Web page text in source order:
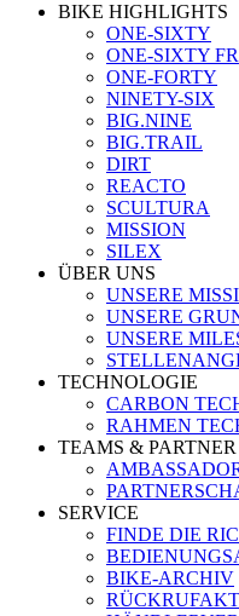
BIKE HIGHLIGHTS
ONE-SIXTY
ONE-SIXTY FR
ONE-FORTY
NINETY-SIX
BIG.NINE
BIG.TRAIL
DIRT
REACTO
SCULTURA
MISSION
SILEX
ÜBER UNS
UNSERE
UNSERE
UNSERE
TECHNOLOGIE
CARBON
RAHMEN
TEAMS & PARTNER
SERVICE
FINDE DIE
BIKE-ARCHIV